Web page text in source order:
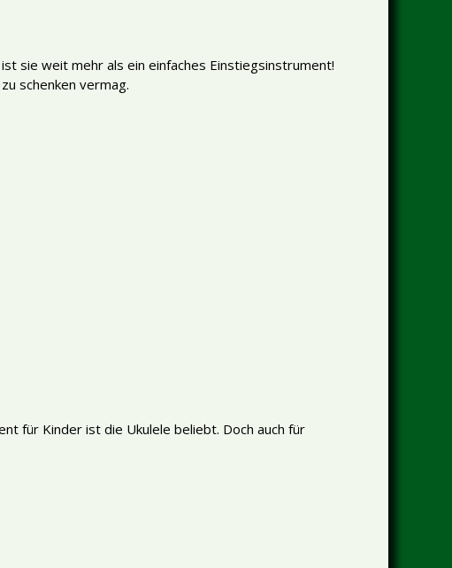
sie weit mehr als ein einfaches Einstiegsinstrument!
schenken vermag.
für Kinder ist die Ukulele beliebt. Doch auch für